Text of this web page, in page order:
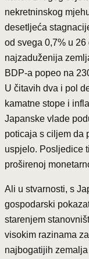
nekretninskog
desetljeća
od svega 0,7% u
najzaduženija
BDP-a popeo na
U čitavih dva i pol
kamatne stope i
Japanske vlade
poticaja s ciljem da
uspjelo. Posljedice
proširenoj
Ali u stvarnosti, s
gospodarski
starenjem
visokim razinama
najbogatijih